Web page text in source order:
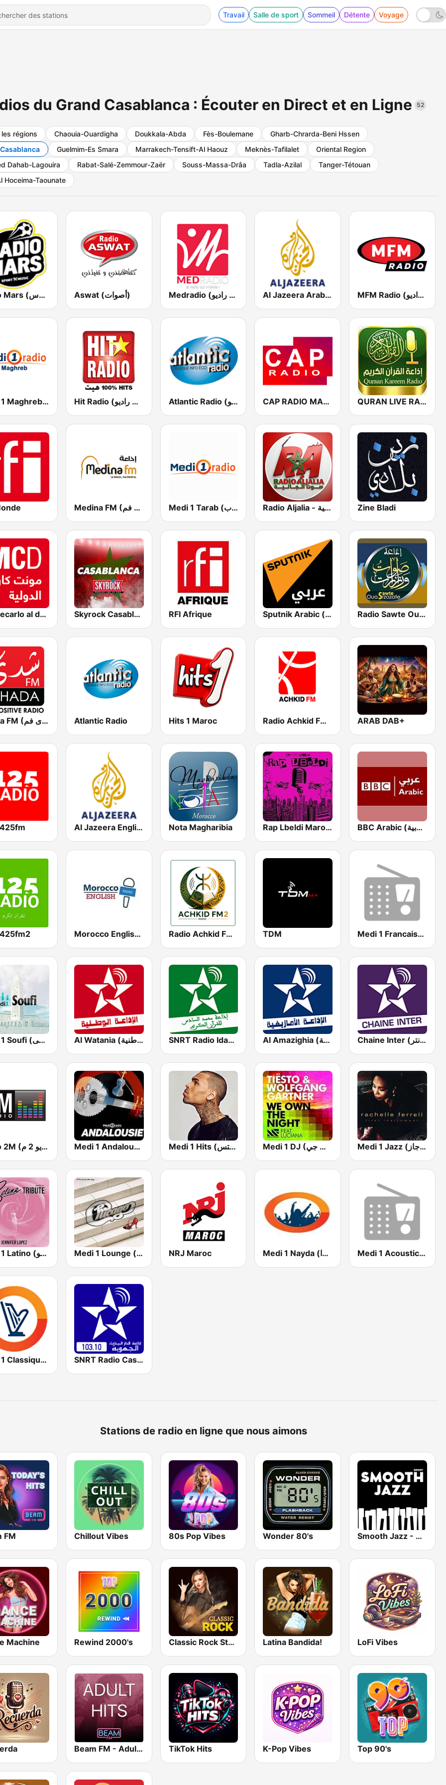
Travail Salle de sport Sommeil Détente Voyage
du Grand Casablanca : Écouter en Direct et en Ligne 52
régions Chaouia-Ouardigha Doukkala-Abda Fès-Boulemane
Gharb-Chrarda-Beni Hssen
Guelmim-Es Smara Marrakech-Tensift-Al Haouz Meknès-Tafilalet
Oriental Region
Dahab-Lagouira
Rabat-Salé-Zemmour-Zaër Souss-Massa-Drâa Tadla-Azilal
Tanger-Tétouan
Hoceima-Taounate
Radio Mars (راديو مرس) Aswat (أصوات) Medradio (ميد راديو) Al Jazeera Arabic (قناة الجزيرة) MFM Radio (مفم راديو)
Medi 1 Maghreb (ميدى1 مغرب) Hit Radio (هيت راديو) Atlantic Radio (أتلانتيك راديو) CAP RADIO MAROC QURAN LIVE RADIO
Medina FM (إذاعة مدينة فم) Medi 1 Tarab (ميدى1 طرب) Radio Aljalia - راديو الجالية Zine Bladi
Montecarlo al doualiya (مونت كارلو الدولية) Skyrock Casablanca RFI Afrique Sputnik Arabic (عربي) Radio Sawte Ouarzazate (راديو سوت ورزازات)
Chada FM (شدى فم) Atlantic Radio Hits 1 Maroc Radio Achkid FMراديوأشكيدإف إم ARAB DAB+
Al Jazeera English (قناة الجزيرة) Nota Magharibia Rap Lbeldi Maroc | Hip Hop Music from morocco BBC Arabic (إذاعة بي بي سي العربية)
Morocco English Radio Radio Achkid FM2 TDM Medi 1 Francaise (ميدي 1 فرانسيز)
Medi 1 Soufi (ميدى1 سوفى) Al Watania (الإذاعة الوطنية) SNRT Radio Idaat Mohammed Assadiss (السادسة) Al Amazighia (الإداعة الأمازيغية) Chaine Inter (شين أنتر )
Radio 2M (راديو 2 م) Medi 1 Andalouse (ميدى1 أندلس) Medi 1 Hits (ميدى1 هيتس) Medi 1 DJ (ميدى1 دي جي) Medi 1 Jazz (ميدى1 جاز)
Medi 1 Latino (ميدى1 لاتينو) Medi 1 Lounge (ميدى1 لاونج) NRJ Maroc Medi 1 Nayda (ميدي 1 نايدا) Medi 1 Acoustic (ميدي 1 الصوتية)
Medi 1 Classique (ميدي 1 كلاسيك) SNRT Radio Casablanca (ٱلدَّار ٱلْبَيْضَاء)
Stations de radio en ligne que nous aimons
FM Chillout Vibes 80s Pop Vibes Wonder 80's Smooth Jazz - Groov
Machine Rewind 2000's Classic Rock Station Latina Bandida! LoFi Vibes
Beam FM - Adult Hits TikTok Hits K-Pop Vibes Top 90's